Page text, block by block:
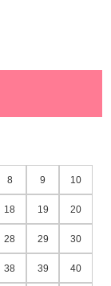
8 9 10
18 19 20
28 29 30
38 39 40